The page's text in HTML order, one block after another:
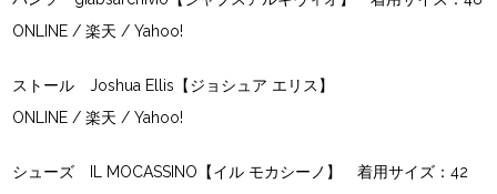
ONLINE /楽天 /Yahoo!
ストール Joshua Ellis【ジョシュア エリス】
ONLINE /楽天 /Yahoo!
シューズ IL MOCASSINO【イル モカシーノ】 着用サイズ：42